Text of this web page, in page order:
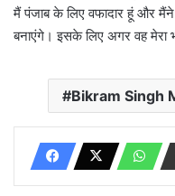
मैं पंजाब के लिए वफादार हूं और मैंने
बनाएंगे। इसके लिए अगर वह मेरा
Bikram Singh